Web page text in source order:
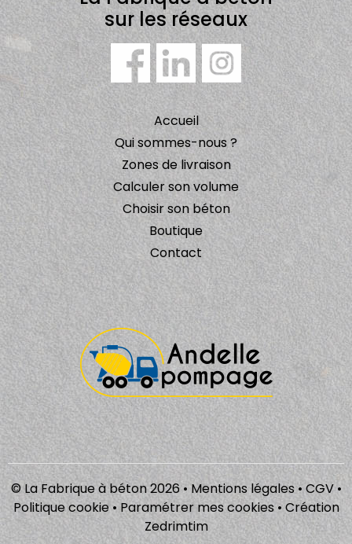
sur les réseaux
Accueil
Qui sommes-nous ?
Zones de livraison
Calculer son volume
Choisir son béton
Boutique
Contact
© La Fabrique à béton 2026 • Mentions légales•CGV•
Politique cookie•Paramétrer mes cookies•Création
Zedrimtim